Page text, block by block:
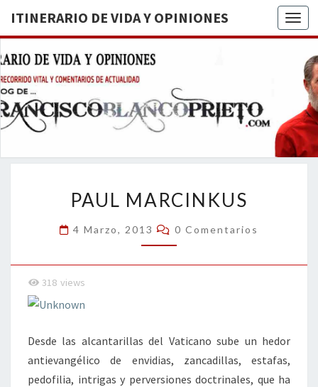
ITINERARIO DE VIDA Y OPINIONES
DE
BREVE
RECORRIDO
VITAL Y
ACTUALIDAD
MARCINKUS
PAUL MARCINKUS
4 Marzo, 2013 Comentarios
0 Comentarios
318 views
Desde las alcantarillas del Vaticano sube un hedor
antievangélico de envidias, zancadillas, estafas,
pedofilia, intrigas y perversiones doctrinales, que ha